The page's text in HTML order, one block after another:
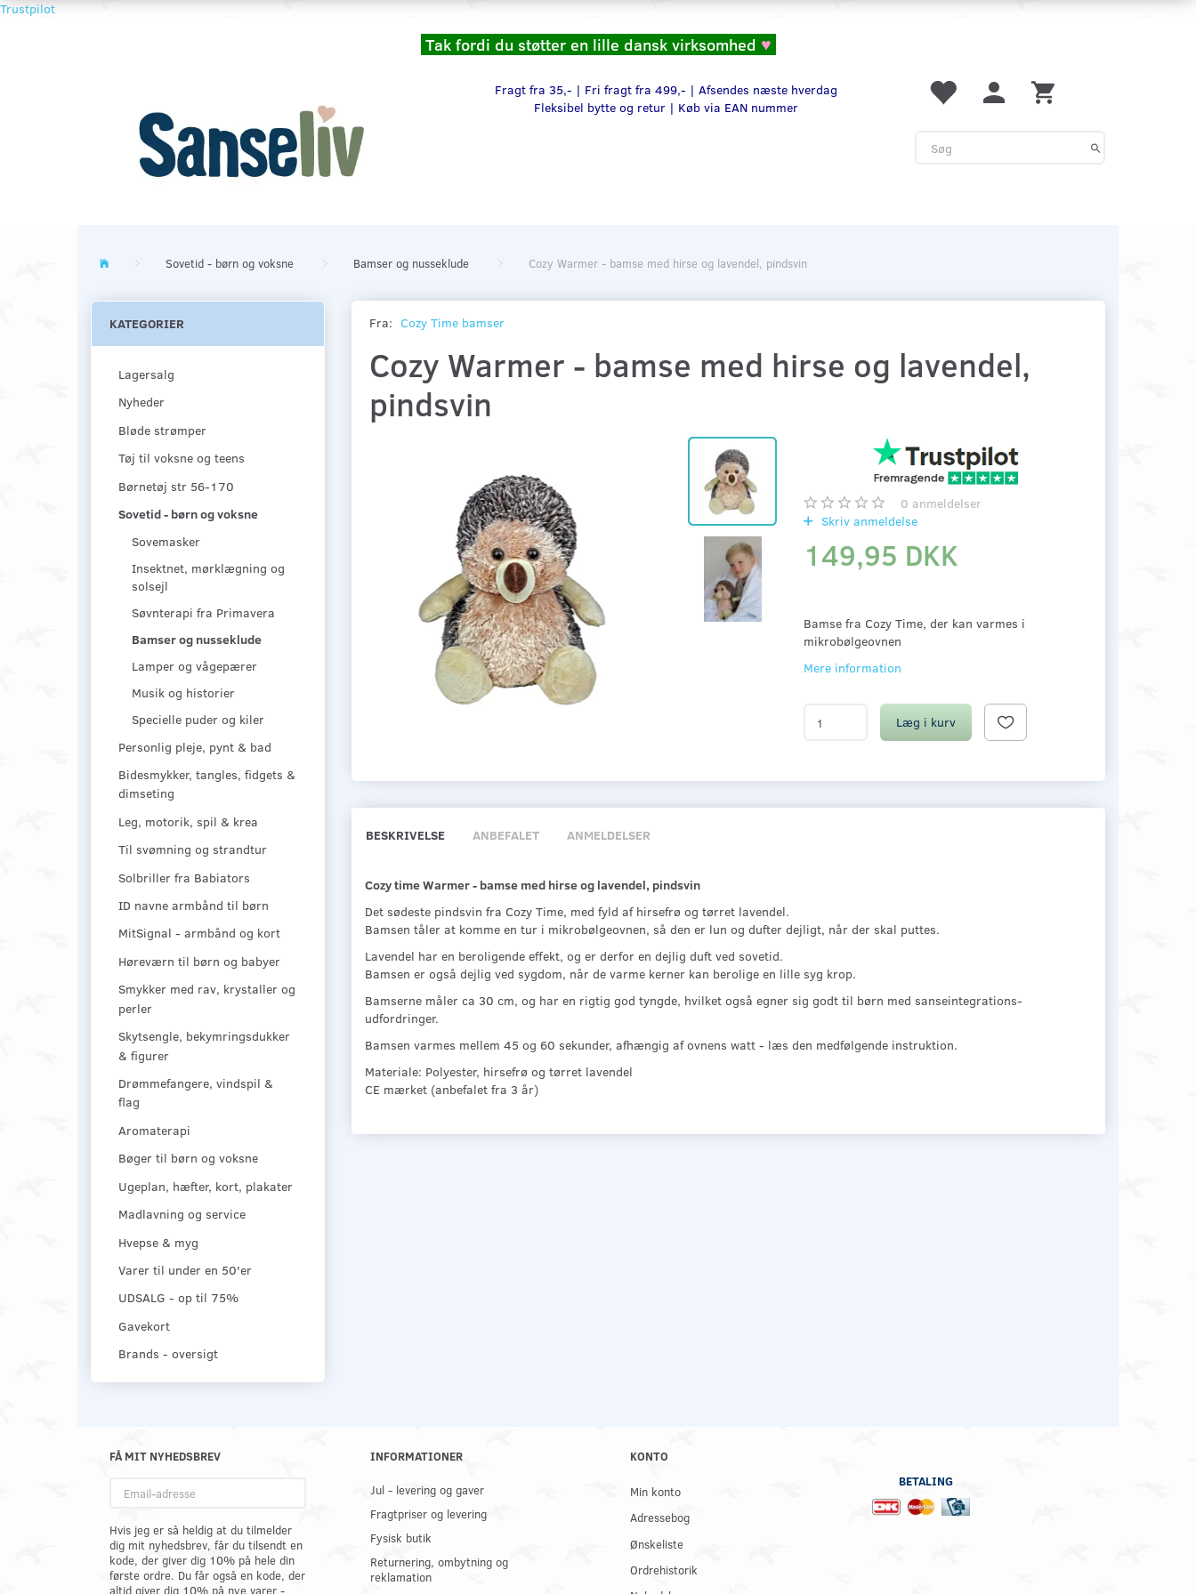
Trustpilot
Tak fordi du støtter en lille dansk virksomhed ♥
Fragt fra 35,- | Fri fragt fra 499,- | Afsendes næste hverdag
Fleksibel bytte og retur | Køb via EAN nummer
Sovetid - børn og voksne Bamser og nusseklude Cozy Warmer - bamse med hirse og lavendel, pindsvin
KATEGORIER
Lagersalg
Nyheder
Bløde strømper
Tøj til voksne og teens
Børnetøj str 56-170
Sovetid - børn og voksne
Sovemasker
Insektnet, mørklægning og
solsejl
Søvnterapi fra Primavera
Bamser og nusseklude
Lamper og vågepærer
Musik og historier
Specielle puder og kiler
Personlig pleje, pynt & bad
Bidesmykker, tangles, fidgets &
dimseting
Leg, motorik, spil & krea
Til svømning og strandtur
Solbriller fra Babiators
ID navne armbånd til børn
MitSignal - armbånd og kort
Høreværn til børn og babyer
Smykker med rav, krystaller og
perler
Skytsengle, bekymringsdukker
& figurer
Drømmefangere, vindspil &
flag
Aromaterapi
Bøger til børn og voksne
Ugeplan, hæfter, kort, plakater
Madlavning og service
Hvepse & myg
Varer til under en 50'er
UDSALG - op til 75%
Gavekort
Brands - oversigt
Fra: Cozy Time bamser
Cozy Warmer - bamse med hirse og lavendel,
pindsvin
0 anmeldelser
Skriv anmeldelse
149,95 DKK
Bamse fra Cozy Time, der kan varmes i
mikrobølgeovnen
Mere information
Læg i kurv
BESKRIVELSE ANBEFALET ANMELDELSER
Cozy time Warmer - bamse med hirse og lavendel, pindsvin
Det sødeste pindsvin fra Cozy Time, med fyld af hirsefrø og tørret lavendel.
Bamsen tåler at komme en tur i mikrobølgeovnen, så den er lun og dufter dejligt, når der skal puttes.
Lavendel har en beroligende effekt, og er derfor en dejlig duft ved sovetid.
Bamsen er også dejlig ved sygdom, når de varme kerner kan berolige en lille syg krop.
Bamserne måler ca 30 cm, og har en rigtig god tyngde, hvilket også egner sig godt til børn med sanseintegrations-
udfordringer.
Bamsen varmes mellem 45 og 60 sekunder, afhængig af ovnens watt - læs den medfølgende instruktion.
Materiale: Polyester, hirsefrø og tørret lavendel
CE mærket (anbefalet fra 3 år)
FÅ MIT NYHEDSBREV
adresse
Hvis jeg er så heldig at du tilmelder
dig mit nyhedsbrev, får du tilsendt en
kode, der giver dig 10% på hele din
første ordre. Du får også en kode, der
altid giver dig 10% på nye varer -
INFORMATIONER
Jul - levering og gaver
Fragtpriser og levering
Fysisk butik
Returnering, ombytning og
reklamation
KONTO
Min konto
Adressebog
Ønskeliste
Ordrehistorik
BETALING